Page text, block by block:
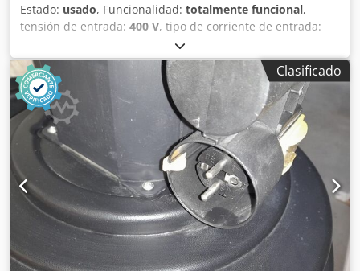
Estado: usado, Funcionalidad: totalmente funcional,
tensión de entrada: 400 V, tipo de corriente de entrada:
, capacidad de aspiración:
del colector de admisión:250 mm, Sistema de aspiración
de polvo, extractor de virutas, filtro autolimpiante
neumático de vacío Alko Mobil JET 250. El filtro se limpia
neumáticamente mediante pulsos de aire comprimido
durante el funcionamiento, lo que garantiza una alta
eficiencia del dispositivo. El ventilador está situado en el
lado limpio, lo que reduce al mínimo el riesgo de
explosión. Es ideal para lijadoras de banda ancha y para
todo tipo de polvo seco en diferentes procesos
tecnológicos. Ventilador con una potencia de 6,5 kW.
Caudal: 4900 m³/h. Vacío: 2740 Pa. Dodpozlcxqsfx Al Sock
Diámetro de la conexión: 250 mm. Retorno de aire.
Número de referencia: 0904.
Clasificado